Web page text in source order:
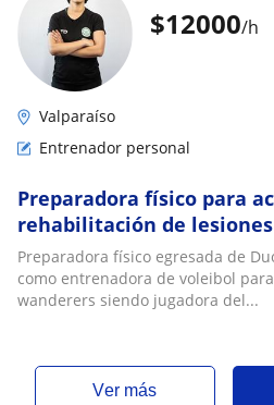
$12000/h
Valparaíso
Entrenador personal
Preparadora físico para
rehabilitación de lesiones
Preparadora físico egresada de
como entrenadora de voleibol
wanderers siendo jugadora del...
ver más